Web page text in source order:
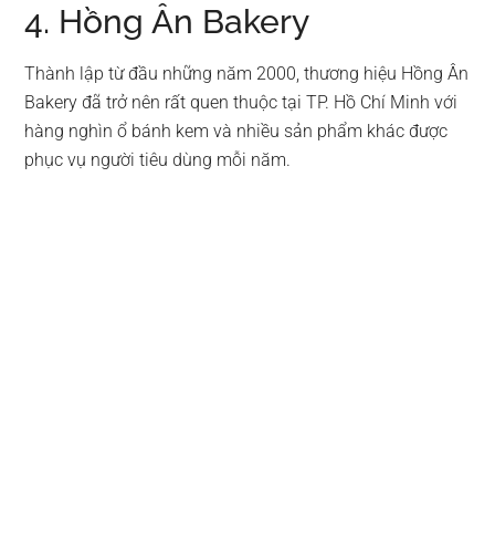
4. Hồng Ân Bakery
Thành lập từ đầu những năm 2000, thương hiệu Hồng Ân
Bakery đã trở nên rất quen thuộc tại TP. Hồ Chí Minh với
hàng nghìn ổ bánh kem và nhiều sản phẩm khác được
phục vụ người tiêu dùng mỗi năm.